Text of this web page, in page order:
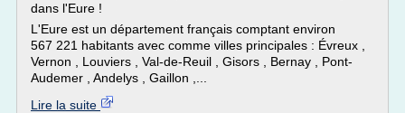
dans l'Eure !
L'Eure est un département français comptant environ
567 221 habitants avec comme villes principales : Évreux ,
Vernon , Louviers , Val-de-Reuil , Gisors , Bernay , Pont-
Audemer , Andelys , Gaillon ,...
Lire la suite